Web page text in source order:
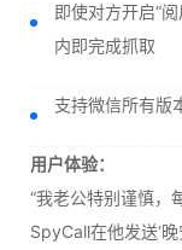
即使对方开启“
内即完成抓取
支持微信所有版
用户体验：
“我老公特别谨慎，
SpyCall在他发送‘